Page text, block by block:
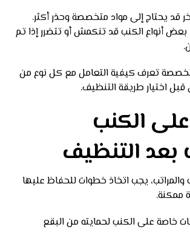
قد يحتاج إلى مواد متخصصة وحذر أكثر.
بعض أنواع الكنب قد تنكمش أو تتضرر إذا تم
تعرف كيفية التعامل مع كل نوع من
قبل اختيار طريقة التنظيف.
الكنب
بعد التنظيف
يجب اتخاذ خطوات للحفاظ عليها
ممكنة.
خاصة على الكنب لحمايته من البقع